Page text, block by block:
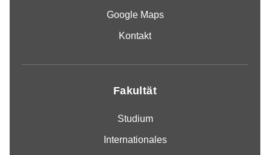
Google Maps
Kontakt
Fakultät
Studium
Internationales